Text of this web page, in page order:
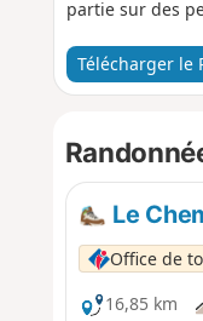
partie sur des
Télécharger le
Le
Office de
16,85 km